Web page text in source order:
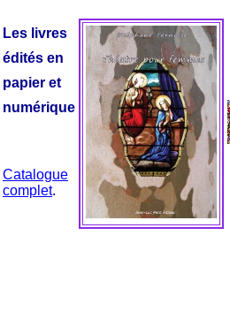
Les livres
édités en
papier et
numérique
Catalogue
complet.